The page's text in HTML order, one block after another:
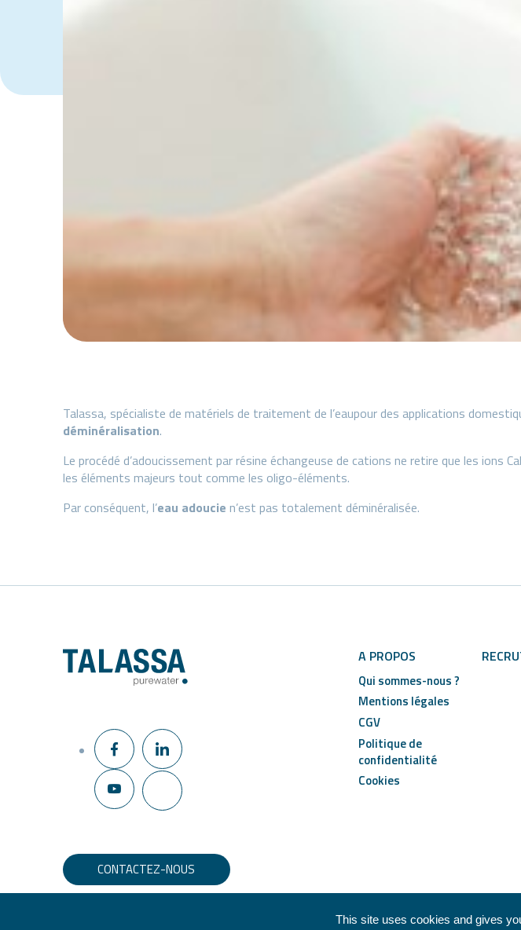
Talassa, spécialiste de matériels de traitement de l’eaupour des applications
déminéralisation.
Le procédé d’adoucissement par résine échangeuse de cations ne retire que les ions
les éléments majeurs tout comme les oligo-éléments.
Par conséquent, l’eau adoucie n’est pas totalement déminéralisée.
CONTACTEZ-NOUS
A PROPOS
Qui sommes-nous ?
Mentions légales
CGV
Politique de
confidentialité
Cookies
This site uses cookies and gives